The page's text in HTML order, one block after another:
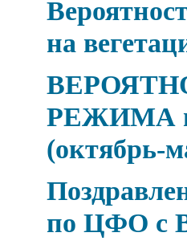
на
РЕЖИМА в
(октябрь-
по ЦФО с